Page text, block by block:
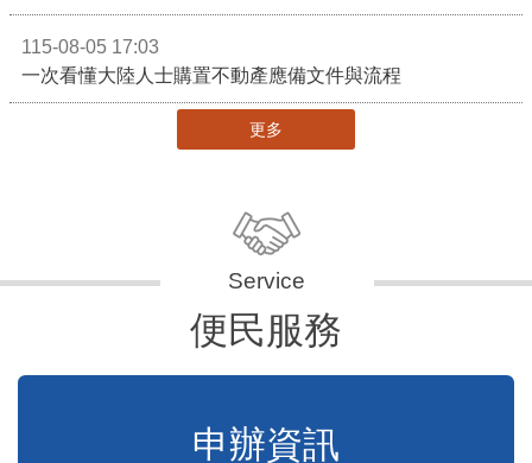
115-08-05 17:03
一次看懂大陸人士購置不動產應備文件與流程
更多
便民服務
申辦資訊